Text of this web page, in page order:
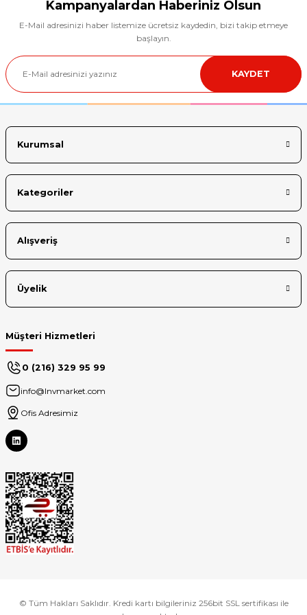
Ürün resmi kalitesiz, bozuk veya görüntülenemiyor.
Ürün açıklamasında eksik bilgiler bulunuyor.
Ürün bilgilerinde hatalar bulunuyor.
Kampanyalardan Haberiniz Olsun
E-Mail adresinizi haber listemize ücretsiz kaydedin, bizi takip etmeye
başlayın.
KAYDET
Kurumsal
Kategoriler
Alışveriş
Üyelik
Müşteri Hizmetleri
0 (216) 329 95 99
info@lnvmarket.com
Ofis Adresimiz
© Tüm Hakları Saklıdır. Kredi kartı bilgileriniz 256bit SSL sertifikası ile